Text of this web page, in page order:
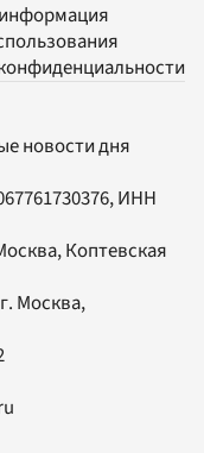
новости дня
ИНН
Коптевская
Москва,